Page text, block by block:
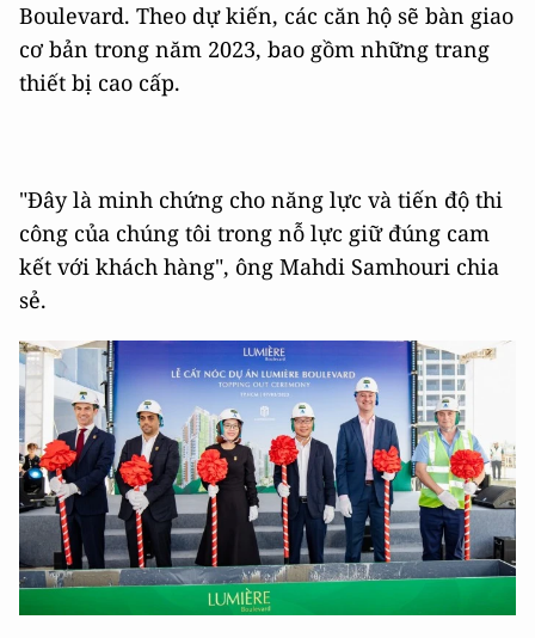
Boulevard. Theo dự kiến, các căn hộ sẽ bàn giao
cơ bản trong năm 2023, bao gồm những trang
thiết bị cao cấp.
"Đây là minh chứng cho năng lực và tiến độ thi
công của chúng tôi trong nỗ lực giữ đúng cam
kết với khách hàng", ông Mahdi Samhouri chia
sẻ.